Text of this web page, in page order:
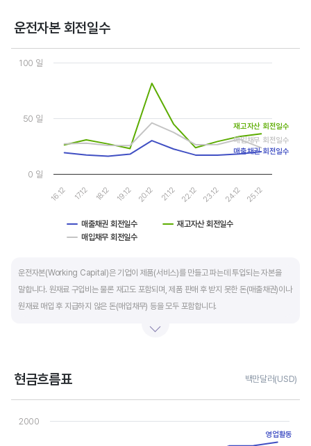
운전자본 회전일수
Chart
Line chart with 3 lines.
The chart has 1 X axis displaying categories.
The chart has 2 Y axes displaying values, and values.
매출채권 회전일수
재고자산 회전일수
매입채무 회전일수
16.12 17.12 18.12 19.12 20.12 21.12 22.12 23.12 24.12 25.12
0 일
50 일
100 일
매출채권 회전일수
재고자산 회전일수
매입채무 회전일수
운전자본(Working Capital)은 기업이 제품(서비스)를 만들고 파는데 투입되는 자본을
말합니다. 원재료 구입비는 물론 재고도 포함되며, 제품 판매 후 받지 못한 돈(매출채권)이나
원재료 매입 후 지급하지 않은 돈(매입채무) 등을 모두 포함합니다.
높습니다. 따라서 운전자본 규모 보다는 현금이 잘 돌고 있는지를 확인할 수 있는 운전자본
운전자본 회전일수는 낮을 수록 좋습니다. 운전자본 회전일수가 낮으면 회사의 현금 회전이
빠릅니다. 현금 → 원재료 → 제품 → 매출채권 → 현금으로 회수되는 기간이 짧아 회사의
현금흐름표 백만달러(USD)
Chart
View as data table, Chart
2000
영업활동